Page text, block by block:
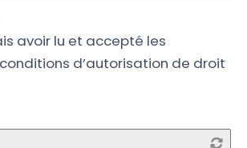
avoir lu et accepté les
d’autorisation de droit